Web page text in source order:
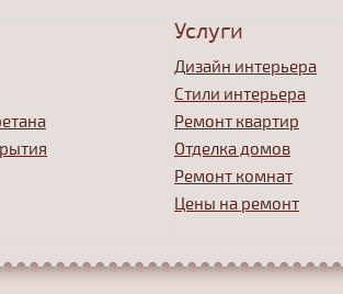
Услуги
Дизайн интерьера
Стили интерьера
Ремонт квартир
Отделка домов
Ремонт комнат
Цены на ремонт